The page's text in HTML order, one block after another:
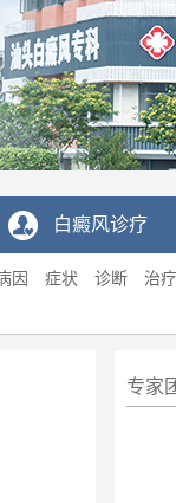
白癜风诊疗
因 症状 诊断 治疗
专家